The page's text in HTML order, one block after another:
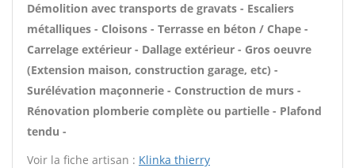
Démolition avec transports de gravats - Escaliers
métalliques - Cloisons - Terrasse en béton / Chape -
Carrelage extérieur - Dallage extérieur - Gros oeuvre
(Extension maison, construction garage, etc) -
Surélévation maçonnerie - Construction de murs -
Rénovation plomberie complète ou partielle - Plafond
tendu -
Voir la fiche artisan : Klinka thierry